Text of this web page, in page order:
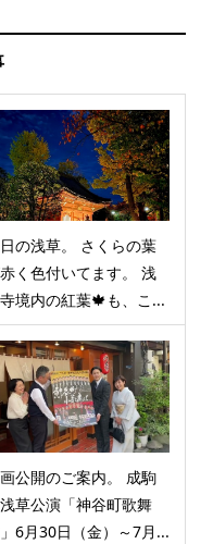
の浅草。 さくらの葉
く色付いてます。 浅
境内の紅葉🍁も、こ...
公開のご案内。 成駒
草公演「神谷町歌舞
6月30日（金）～7月...